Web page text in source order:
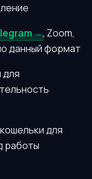
, Zoom,
данный формат
для
для
работы